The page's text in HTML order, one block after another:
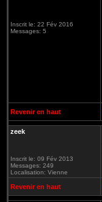
Inscrit le: 22 Fév 2016
Messages: 5
Revenir en haut
zeek
Inscrit le: 09 Fév 2013
Messages: 249
Localisation: Vienne
Revenir en haut